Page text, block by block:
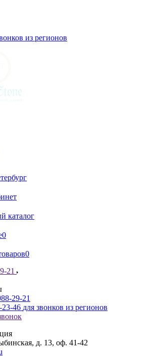
из регионов
каталог
0
0
21
29-21
23-46 для звонков из регионов
д. 13, оф. 41-42